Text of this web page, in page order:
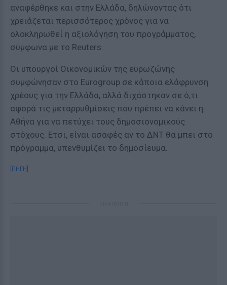
αναφέρθηκε και στην Ελλάδα, δηλώνοντας ότι
χρειάζεται περισσότερος χρόνος για να
ολοκληρωθεί η αξιολόγηση του προγράμματος,
σύμφωνα με το Reuters.
Οι υπουργοί Οικονομικών της ευρωζώνης
συμφώνησαν στο Eurogroup σε κάποια ελάφρυνση
χρέους για την Ελλάδα, αλλά διχάστηκαν σε ό,τι
αφορά τις μεταρρυθμίσεις που πρέπει να κάνει η
Αθήνα για να πετύχει τους δημοσιονομικούς
στόχους. Ετσι, είναι ασαφές αν το ΔΝΤ θα μπει στο
πρόγραμμα, υπενθυμίζει το δημοσίευμα.
[ΠΗΓΗ]